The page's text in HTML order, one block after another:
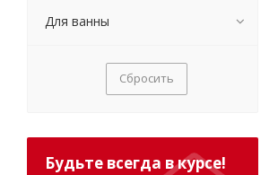
Для ванны
Сбросить
Будьте всегда в курсе!